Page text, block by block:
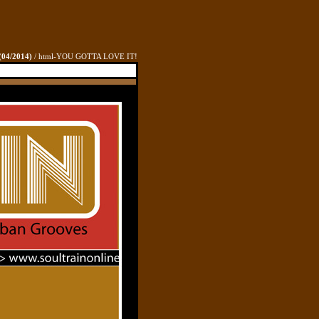
04/2014) / html-YOU GOTTA LOVE IT!